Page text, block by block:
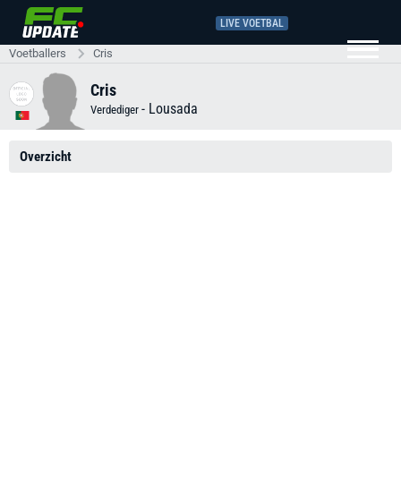
LIVE VOETBAL
Voetballers Cris
Cris
Verdediger - Lousada
Overzicht